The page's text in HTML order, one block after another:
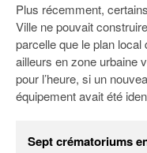
Plus récemment,
Ville ne pouvait
parcelle que le plan local
ailleurs en zone urbaine
pour l’heure, si un
équipement avait été
Sept crématoriums